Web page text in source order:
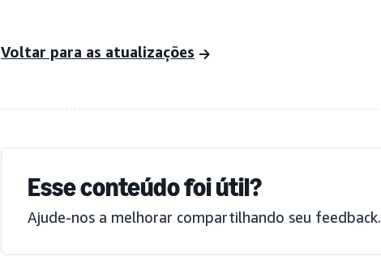
Voltar para as atualizações
Esse conteúdo foi útil?
Ajude-nos a melhorar compartilhando seu feedback.